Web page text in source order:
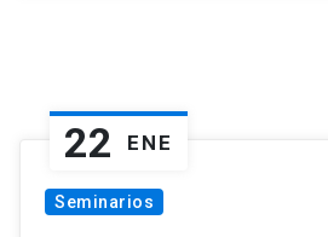
22 ENE
Seminarios